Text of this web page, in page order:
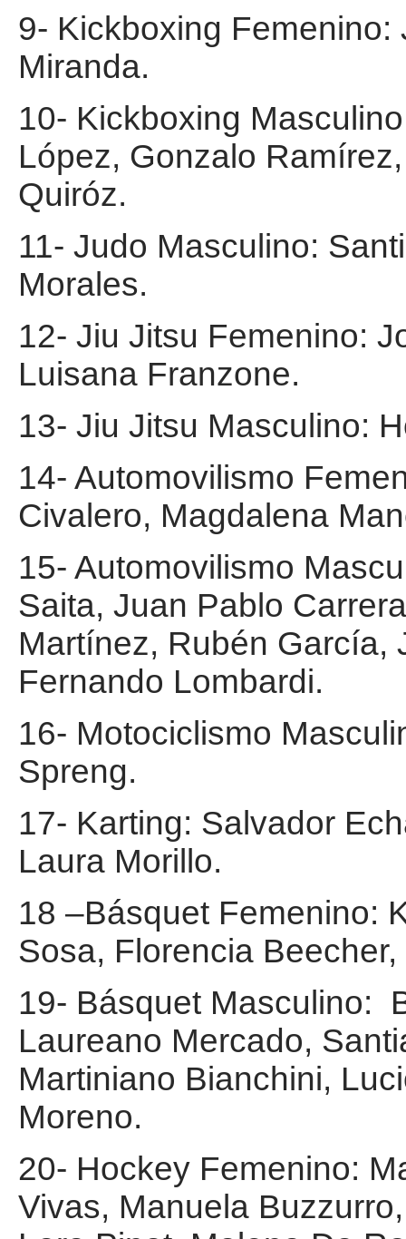
9- Kickboxing
Miranda.
10- Kickboxing
López, Gonzalo
Quiróz.
11- Judo Masculino:
Morales.
12- Jiu Jitsu Femenino:
Luisana Franzone.
13- Jiu Jitsu Masculino:
14- Automovilismo
Civalero, Magdalena
15- Automovilismo
Saita, Juan Pablo
Martínez, Rubén García,
Fernando Lombardi.
16- Motociclismo
Spreng.
17- Karting: Salvador
Laura Morillo.
18 –Básquet Femenino:
Sosa, Florencia
19- Básquet Masculino:
Laureano Mercado,
Martiniano Bianchini,
Moreno.
20- Hockey Femenino:
Vivas, Manuela